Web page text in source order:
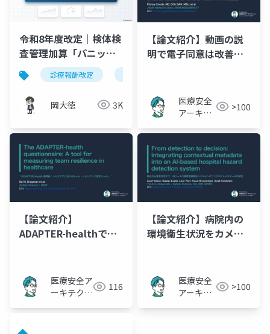
令和8年度改定｜検体検
査管理加算「パニック
値対応」実務ガイド
診療報酬改定
岡大徳 3K
【論文紹介】動画の説
明で電子同意は改善さ
に影響を与えるのか？
医療安全
アーキテ
>100
【論文紹介】
ADAPTER-healthで大
医療安全ア
ーキテクト
116
【論文紹介】病院内の
環境衛生状況をカメラ
医療安全
アーキテ
>100